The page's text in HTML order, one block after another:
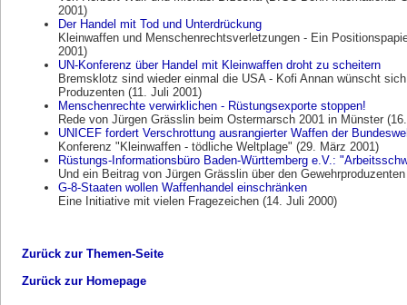
2001)
Der Handel mit Tod und Unterdrückung
Kleinwaffen und Menschenrechtsverletzungen - Ein
2001)
UN-Konferenz über Handel mit Kleinwaffen droht zu scheitern
Bremsklotz sind wieder einmal die USA - Kofi Annan wünscht
Produzenten (11. Juli 2001)
Menschenrechte verwirklichen - Rüstungsexporte stoppen!
Rede von Jürgen Grässlin beim Ostermarsch 2001 in Münster
UNICEF fordert Verschrottung ausrangierter Waffen der
Konferenz "Kleinwaffen - tödliche Weltplage" (29. März 2001)
Rüstungs-Informationsbüro Baden-Württemberg e.V.:
Und ein Beitrag von Jürgen Grässlin über den
G-8-Staaten wollen Waffenhandel einschränken
Eine Initiative mit vielen Fragezeichen (14. Juli 2000)
Zurück zur Themen-Seite
Zurück zur Homepage